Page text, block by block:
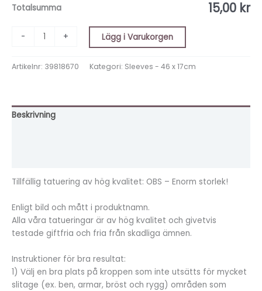
Totalsumma 15,00 kr
- + Lägg i Varukorgen
Artikelnr: 39818670 Kategori: Sleeves - 46 x 17cm
Beskrivning
Tillfällig tatuering av hög kvalitet: OBS – Enorm storlek!
Enligt bild och mått i produktnamn.
Alla våra tatueringar är av hög kvalitet och givetvis
testade giftfria och fria från skadliga ämnen.
Instruktioner för bra resultat:
1) Välj en bra plats på kroppen som inte utsätts för mycket
slitage (ex. ben, armar, bröst och rygg) områden som